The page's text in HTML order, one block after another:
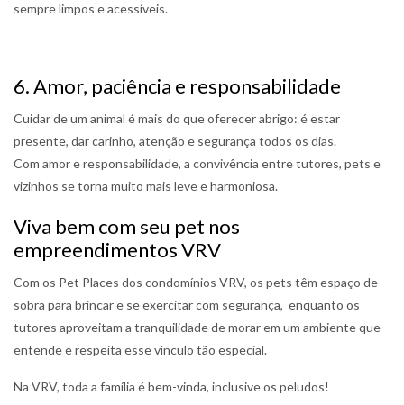
sempre limpos e acessíveis.
6. Amor, paciência e responsabilidade
Cuidar de um animal é mais do que oferecer abrigo: é estar
presente, dar carinho, atenção e segurança todos os dias.
Com amor e responsabilidade, a convivência entre tutores, pets e
vizinhos se torna muito mais leve e harmoniosa.
Viva bem com seu pet nos
empreendimentos VRV
Com os Pet Places dos condomínios VRV, os pets têm espaço de
sobra para brincar e se exercitar com segurança, enquanto os
tutores aproveitam a tranquilidade de morar em um ambiente que
entende e respeita esse vínculo tão especial.
Na VRV, toda a família é bem-vinda, inclusive os peludos!